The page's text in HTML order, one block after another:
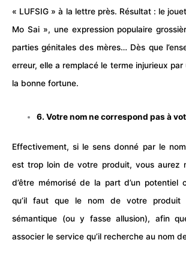
« LUFSIG » à la lettre près. Résultat : le
Mo Sai », une expression populaire
parties génitales des mères… Dès que l’
erreur, elle a remplacé le terme injurieux
la bonne fortune.
6. Votre nom ne correspond pas à
Effectivement, si le sens donné par le
est trop loin de votre produit, vous aurez
d’être mémorisé de la part d’un potentiel
qu’il faut que le nom de votre produit
sémantique (ou y fasse allusion), afin
associer le service qu’il recherche au nom